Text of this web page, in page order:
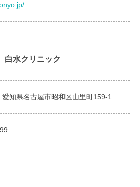
水クリニック
愛知県名古屋市昭和区山里町159-1